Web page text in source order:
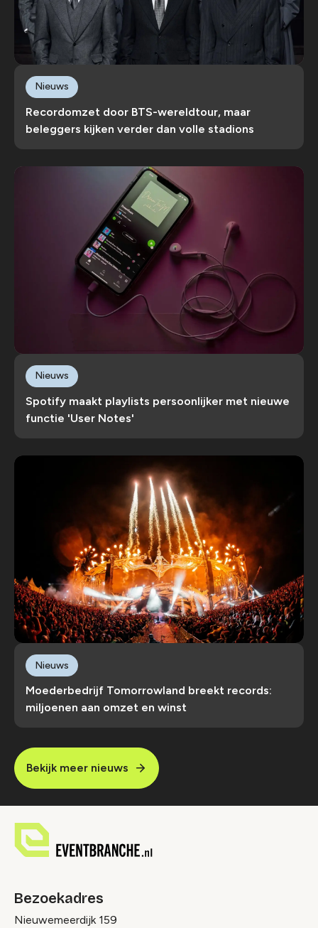
Recordomzet door BTS-wereldtour, maar
beleggers kijken verder dan volle stadions
Nieuws
Spotify maakt playlists persoonlijker met nieuwe
functie 'User Notes'
Nieuws
Moederbedrijf Tomorrowland breekt records:
miljoenen aan omzet en winst
Nieuws
Bekijk meer nieuws
Bezoekadres
Nieuwemeerdijk 159